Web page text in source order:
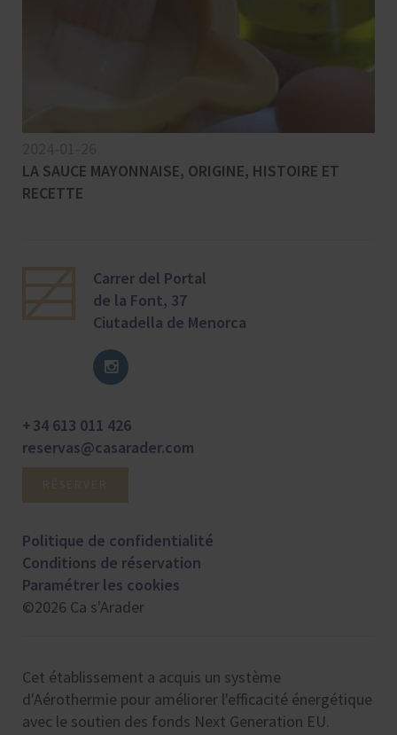
LA SAUCE MAYONNAISE, ORIGINE, HISTOIRE ET
RECETTE
Carrer del Portal
de la Font, 37
Ciutadella de Menorca
+ 34 613 011 426
reservas@casarader.com
Politique de confidentialité
Conditions de réservation
Paramétrer les cookies
©2026 Ca s'Arader
Cet établissement a acquis un système
d'Aérothermie pour améliorer l'efficacité énergétique
avec le soutien des fonds Next Generation EU.